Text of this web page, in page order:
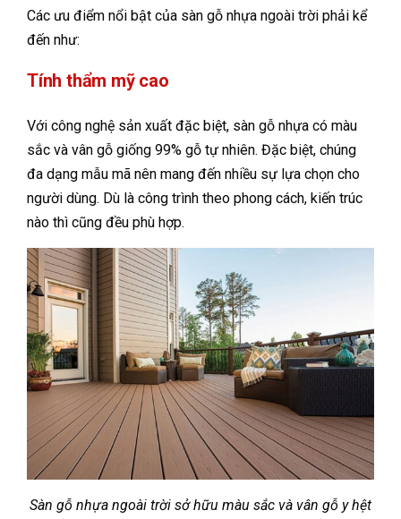
Các ưu điểm nổi bật của sàn gỗ nhựa ngoài trời phải kể
đến như:
Tính thẩm mỹ cao
Với công nghệ sản xuất đặc biệt, sàn gỗ nhựa có màu
sắc và vân gỗ giống 99% gỗ tự nhiên. Đặc biệt, chúng
đa dạng mẫu mã nên mang đến nhiều sự lựa chọn cho
người dùng. Dù là công trình theo phong cách, kiến trúc
nào thì cũng đều phù hợp.
Sàn gỗ nhựa ngoài trời sở hữu màu sắc và vân gỗ y hệt